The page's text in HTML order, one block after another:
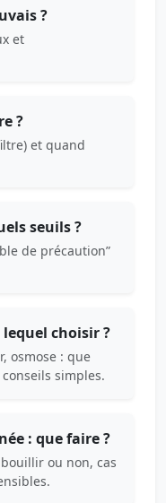
?
et
?
et quand
seuils ?
de précaution”
choisir ?
osmose : que
simples.
: que faire ?
ou non, cas